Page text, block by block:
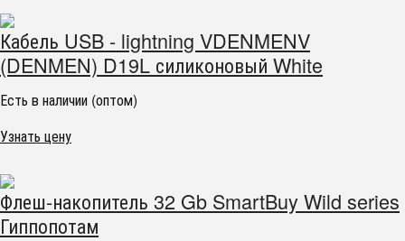
Кабель USB - lightning VDENMENV
(DENMEN) D19L силиконовый White
Есть в наличии (оптом)
Узнать цену
Флеш-накопитель 32 Gb SmartBuy Wild series
Гиппопотам